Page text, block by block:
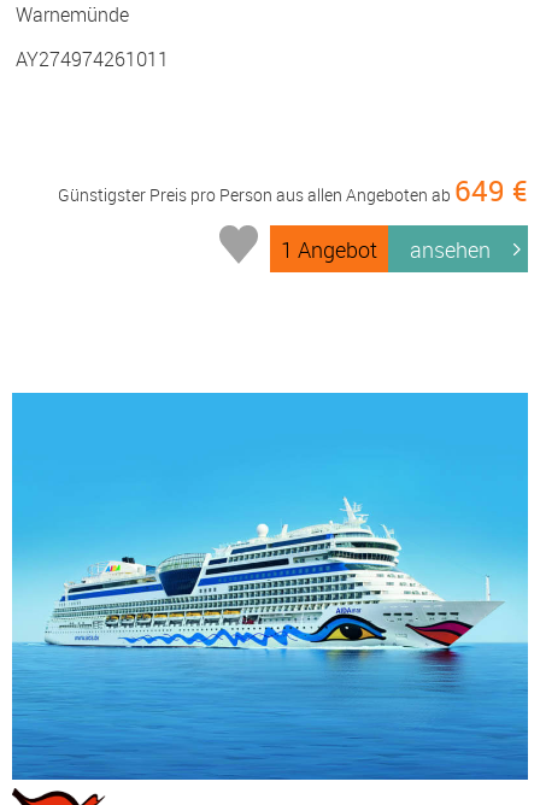
Warnemünde
AY274974261011
Günstigster Preis pro Person aus allen Angeboten ab 649 €
1 Angebot ansehen